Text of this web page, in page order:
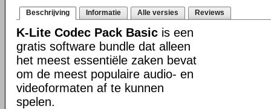
Beschrijving Informatie Alle versies Reviews
K-Lite Codec Pack Basic is een
gratis software bundle dat alleen
het meest essentiële zaken bevat
om de meest populaire audio- en
videoformaten af te kunnen
spelen.